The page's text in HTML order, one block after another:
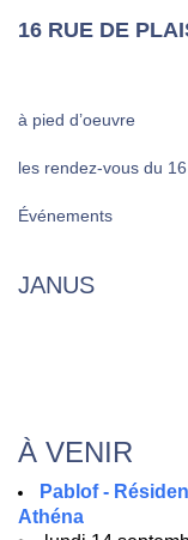
16 RUE DE
à pied d’oeuvre
les rendez-vous du 16
Événements
JANUS
À VENIR
Pablof -
Athéna